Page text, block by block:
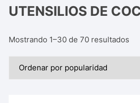
UTENSILIOS DE
Mostrando 1–30 de 70 resultados